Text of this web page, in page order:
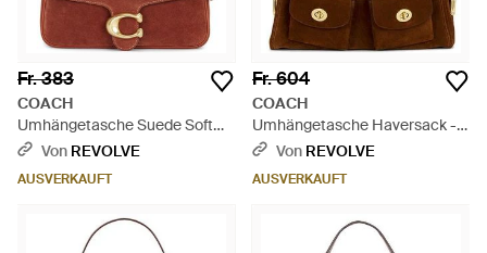
Fr. 383
COACH
Umhängetasche Suede Soft
Tabby - Rot
Von REVOLVE
AUSVERKAUFT
Fr. 604
COACH
Umhängetasche Haversack -
Braun
Von REVOLVE
AUSVERKAUFT